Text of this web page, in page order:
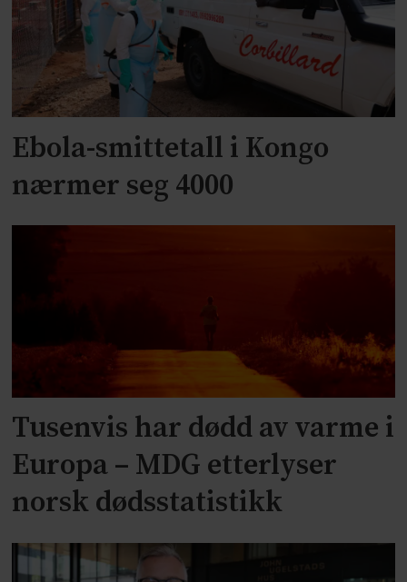
Ebola-smittetall i Kongo
nærmer seg 4000
Tusenvis har dødd av varme i
Europa – MDG etterlyser
norsk dødsstatistikk